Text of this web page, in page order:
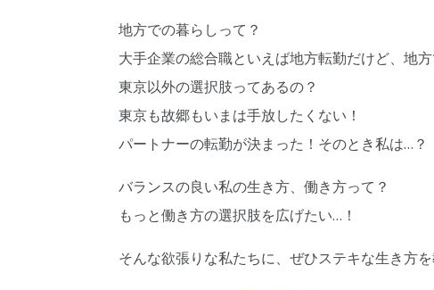
地方での暮らしって？
大手企業の総合職といえば地方転勤だけど、地
東京以外の選択肢ってあるの？
東京も故郷もいまは手放したくない！
パートナーの転勤が決まった！そのとき私は…？
バランスの良い私の生き方、働き方って？
もっと働き方の選択肢を広げたい…！
そんな欲張りな私たちに、ぜひステキな生き方を